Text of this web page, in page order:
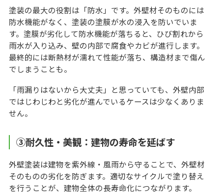
塗装の最大の役割は「防水」です。外壁材そのものには
防水機能がなく、塗装の塗膜が水の浸入を防いでいま
す。塗膜が劣化して防水機能が落ちると、ひび割れから
雨水が入り込み、壁の内部で腐食やカビが進行します。
最終的には断熱材が濡れて性能が落ち、構造材まで傷ん
でしまうことも。
「雨漏りはないから大丈夫」と思っていても、外壁内部
ではじわじわと劣化が進んでいるケースは少なくありま
せん。
③耐久性・美観：建物の寿命を延ばす
外壁塗装は建物を紫外線・風雨から守ることで、外壁材
そのものの劣化を防ぎます。適切なサイクルで塗り替え
を行うことが、建物全体の長寿命化につながります。